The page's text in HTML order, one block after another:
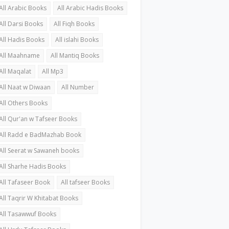
Arabic Books
All Arabic Hadis Books
Darsi Books
All Fiqh Books
Hadis Books
All islahi Books
Maahname
All Mantiq Books
Maqalat
All Mp3
Naat w Diwaan
All Number
Others Books
Qur'an w Tafseer Books
Radd e BadMazhab Book
Seerat w Sawaneh books
Sharhe Hadis Books
Tafaseer Book
All tafseer Books
Taqrir W Khitabat Books
Tasawwuf Books